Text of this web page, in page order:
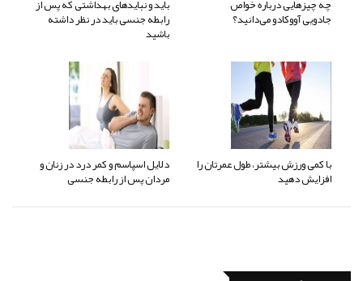
چه چیزهایی درباره خواص
جادویی آووکادو می‌دانید؟
باید و نبایدهای بهداشتی که پس از
رابطه جنسی باید در نظر داشته
باشید
با کمی ورزش بیشتر، طول عمرتان را
افزایش دهید
دلایل اسپاسم و کمر درد در زنان و
مردان پس از رابطه جنسی